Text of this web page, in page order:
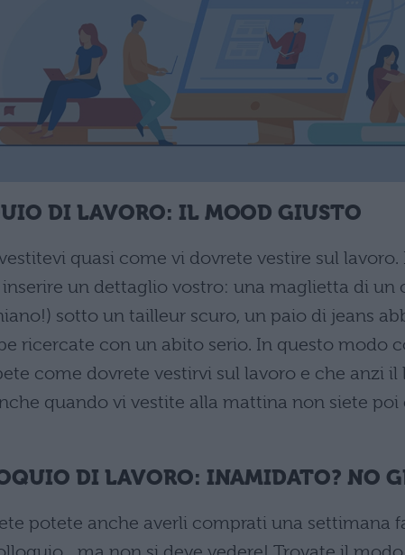
DI LAVORO: IL MOOD GIUSTO
quasi come vi dovrete vestire sul lavoro.
un dettaglio vostro: una maglietta di un
sotto un tailleur scuro, un paio di jeans
ricercate con un abito serio. In questo modo
come dovrete vestirvi sul lavoro e che anzi
quando vi vestite alla mattina non siete poi
DI LAVORO: INAMIDATO? NO
potete anche averli comprati una settimana